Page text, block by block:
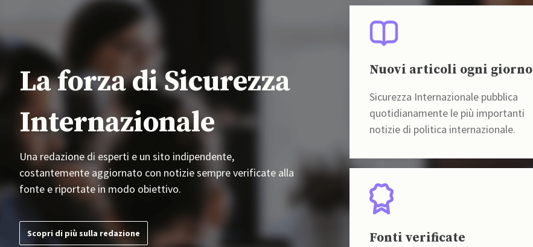
La forza di Sicurezza
Internazionale
Una redazione di esperti e un sito indipendente,
costantemente aggiornato con notizie sempre verificate alla
fonte e riportate in modo obiettivo.
Scopri di più sulla redazione
Nuovi articoli ogni giorno
Sicurezza Internazionale pubblica
quotidianamente le più importanti
notizie di politica internazionale.
Fonti verificate